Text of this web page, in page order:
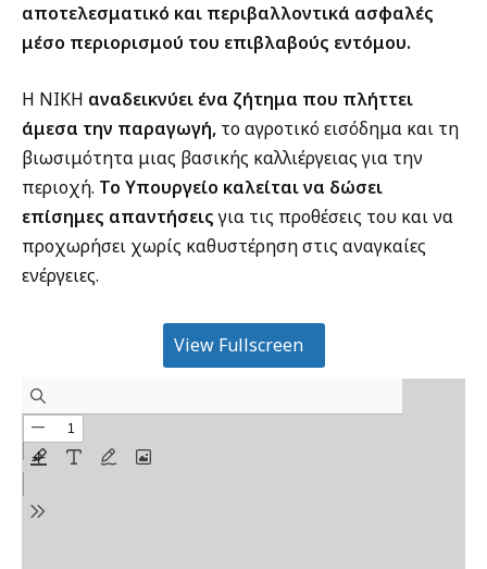
αποτελεσματικό και περιβαλλοντικά ασφαλές
μέσο περιορισμού του επιβλαβούς εντόμου.
Η ΝΙΚΗ αναδεικνύει ένα ζήτημα που πλήττει
άμεσα την παραγωγή, το αγροτικό εισόδημα και τη
βιωσιμότητα μιας βασικής καλλιέργειας για την
περιοχή. Το Υπουργείο καλείται να δώσει
επίσημες απαντήσειςγια τις προθέσεις του και να
προχωρήσει χωρίς καθυστέρηση στις αναγκαίες
ενέργειες.
View Fullscreen